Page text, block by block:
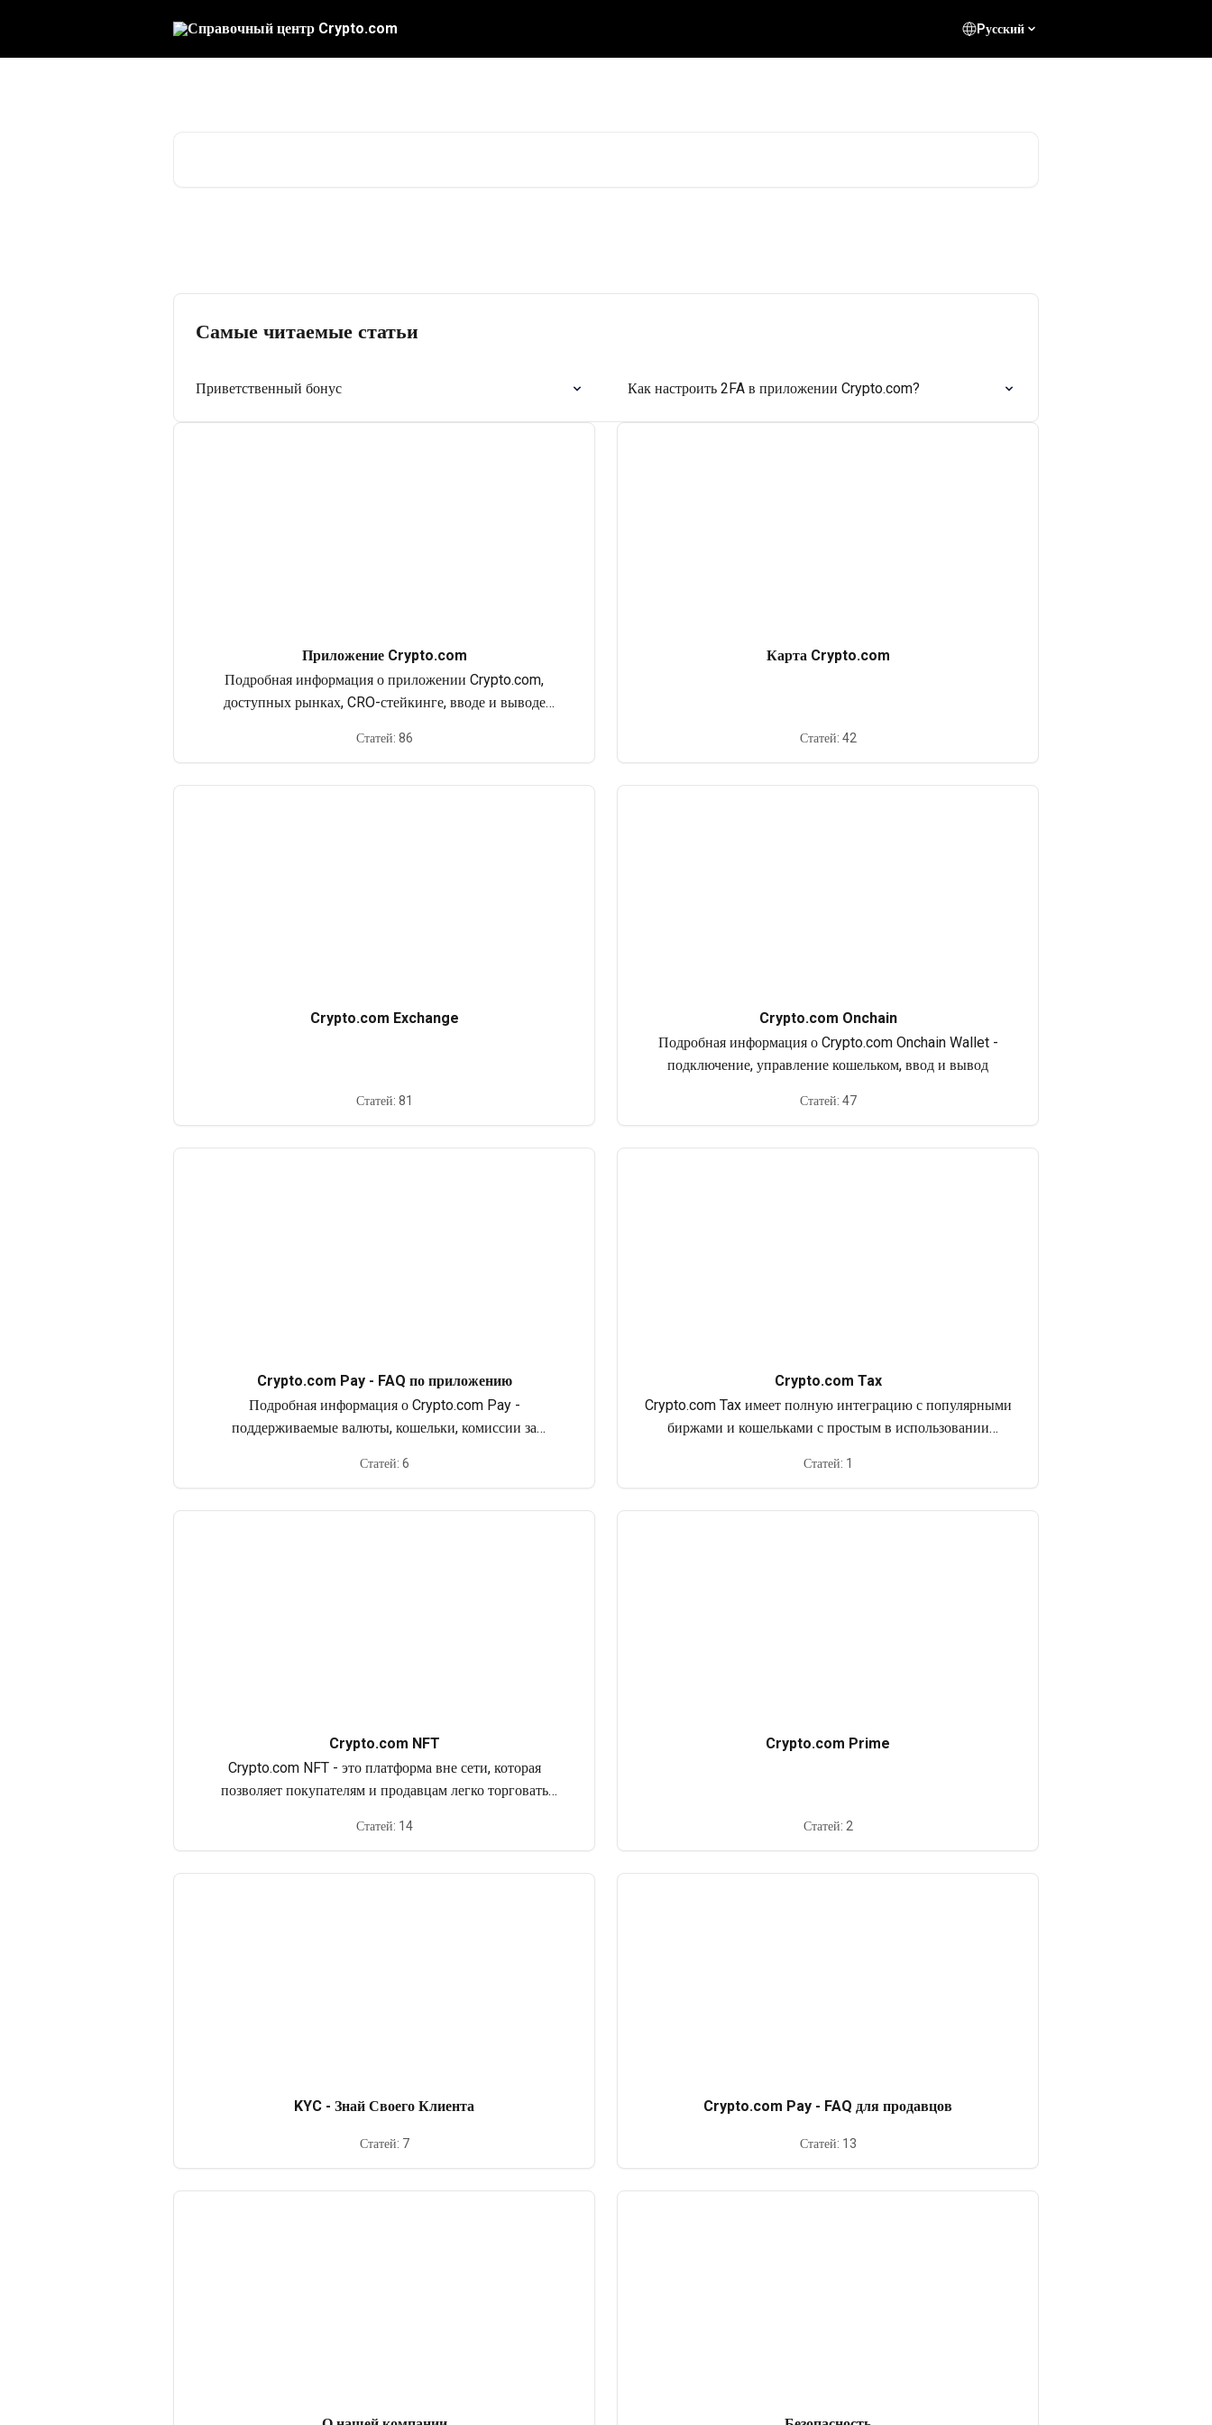
Pусский
Самые читаемые статьи
Приветственный бонус Как настроить 2FA в приложении Crypto.com?
Приложение Crypto.com
Подробная информация о приложении Crypto.com,
доступных рынках, CRO-стейкинге, вводе и выводе
программе и безопасности
Статей: 86
Карта Crypto.com
Статей: 42
Crypto.com Exchange
Статей: 81
Crypto.com Onchain
Подробная информация о Crypto.com Onchain Wallet -
подключение, управление кошельком, ввод и вывод
Статей: 47
Crypto.com Pay - FAQ по приложению
Подробная информация о Crypto.com Pay -
поддерживаемые валюты, кошельки, комиссии за
Статей: 6
Crypto.com Tax
Crypto.com Tax имеет полную интеграцию с популярными
биржами и кошельками с простым в использовании
использоваться кем угодно.
Статей: 1
Crypto.com NFT
Crypto.com NFT - это платформа вне сети, которая
позволяет покупателям и продавцам легко торговать
предыдущего опыта.
Статей: 14
Crypto.com Prime
Статей: 2
KYC - Знай Своего Клиента
Статей: 7
Crypto.com Pay - FAQ для продавцов
Статей: 13